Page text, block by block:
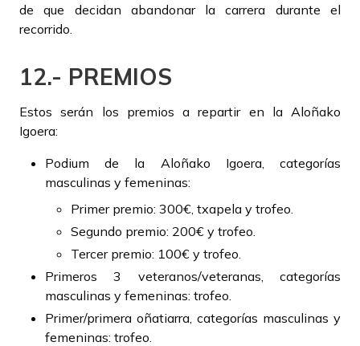
de que decidan abandonar la carrera durante el
recorrido.
12.- PREMIOS
Estos serán los premios a repartir en la Aloñako
Igoera:
Podium de la Aloñako Igoera, categorías
masculinas y femeninas:
Primer premio: 300€, txapela y trofeo.
Segundo premio: 200€ y trofeo.
Tercer premio: 100€ y trofeo.
Primeros 3 veteranos/veteranas, categorías
masculinas y femeninas: trofeo.
Primer/primera oñatiarra, categorías masculinas y
femeninas: trofeo.